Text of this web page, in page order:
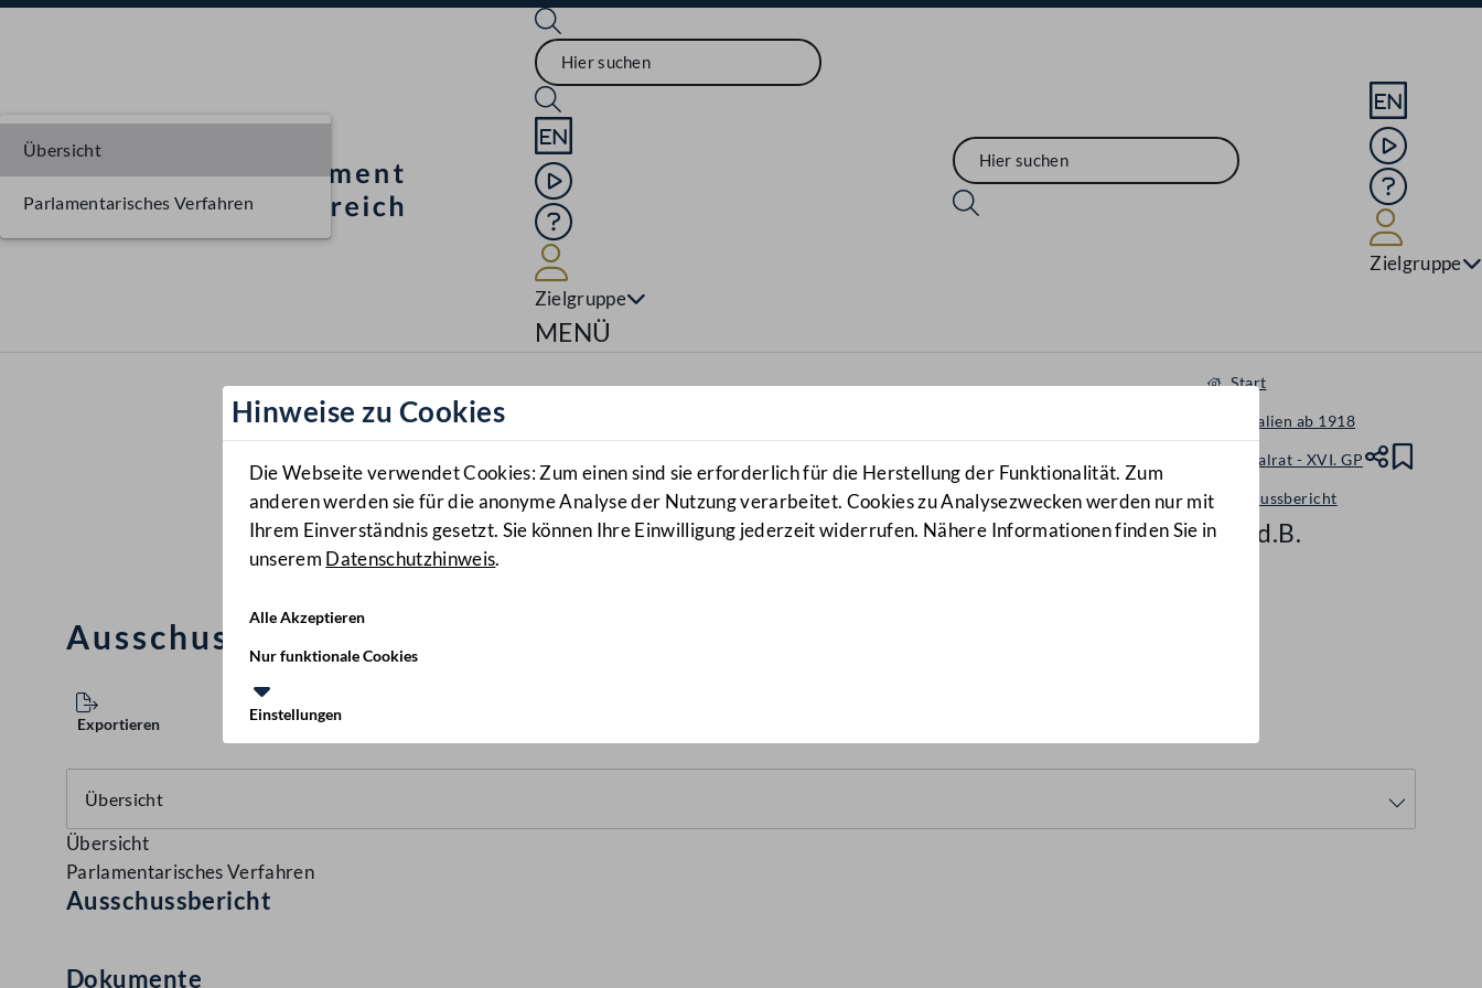
Sprache English
Mediathek
Hilfe
Zielgruppe
Navigationsmenü öffnen
MENÜ
Sprache
Mediathek
Hilfe
Zielgruppe
Hinweise zu Cookies
Die Webseite verwendet Cookies: Zum einen sind sie erforderlich für die Herstellung der Funktionalität. Zum
anderen werden sie für die anonyme Analyse der Nutzung verarbeitet. Cookies zu Analysezwecken werden nur mit
Ihrem Einverständnis gesetzt. Sie können Ihre Einwilligung jederzeit widerrufen. Nähere Informationen finden Sie in
unserem Datenschutzhinweis.
Alle Akzeptieren
Nur funktionale Cookies
Einstellungen
Start
Materialien ab 1918
Nationalrat - XVI. GP
Ausschussbericht
922 d.B.
Ausschussbericht
Exportieren
Übersicht
Parlamentarisches Verfahren
Übersicht
Parlamentarisches Verfahren
Ausschussbericht
Dokumente